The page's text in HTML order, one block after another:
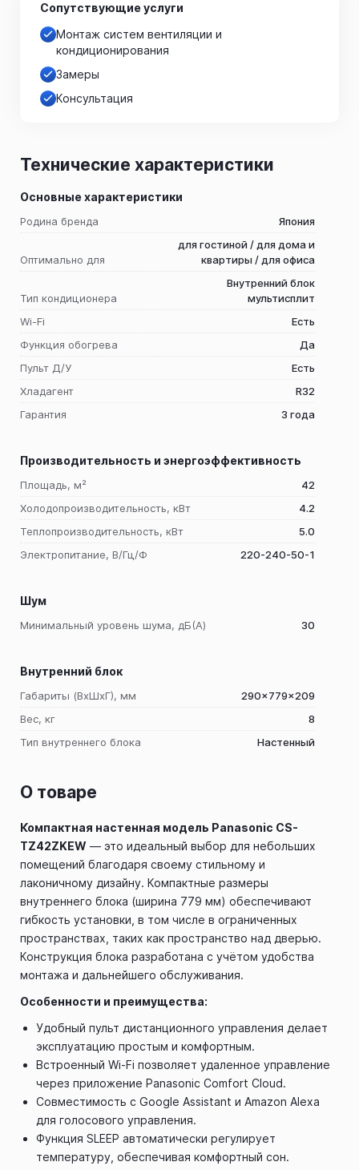
Сопутствующие услуги
Монтаж систем вентиляции и
кондиционирования
Замеры
Консультация
Технические характеристики
Основные характеристики
Родина бренда Япония
Оптимально для
для гостиной / для дома и
квартиры / для офиса
Тип кондиционера
Внутренний блок
мультисплит
Wi-Fi
Есть
Функция обогрева
Да
Пульт Д/У
Есть
Хладагент
R32
Гарантия
3 года
Производительность и энергоэффективность
Площадь, м²
42
Холодопроизводительность, кВт
4.2
Теплопроизводительность, кВт
5.0
Электропитание, В/Гц/Ф
220-240-50-1
Шум
Минимальный уровень шума, дБ(A) 30
Внутренний блок
Габариты (ВхШхГ), мм
290x779x209
Вес, кг
8
Тип внутреннего блока
Настенный
О товаре
Компактная настенная модель Panasonic CS-
TZ42ZKEW — это идеальный выбор для небольших
помещений благодаря своему стильному и
лаконичному дизайну. Компактные размеры
внутреннего блока (ширина 779 мм) обеспечивают
гибкость установки, в том числе в ограниченных
пространствах, таких как пространство над дверью.
Конструкция блока разработана с учётом удобства
монтажа и дальнейшего обслуживания.
Особенности и преимущества:
Удобный пульт дистанционного управления делает
эксплуатацию простым и комфортным.
Встроенный Wi-Fi позволяет удаленное управление
через приложение Panasonic Comfort Cloud.
Совместимость с Google Assistant и Amazon Alexa
для голосового управления.
Функция SLEEP автоматически регулирует
температуру, обеспечивая комфортный сон.